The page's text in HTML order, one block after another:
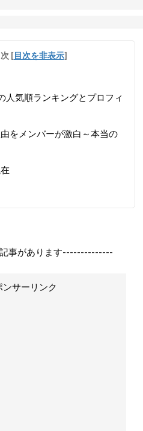
[目次を非表示]
人気順ランキングとプロフィ
をメンバーが激白～本当の
事があります--------------
ンサーリンク